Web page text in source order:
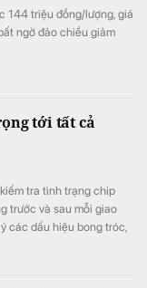
144 triệu đồng/lượng, giá
ngờ đảo chiều giảm
tới tất cả
tra tình trạng chip
trước và sau mỗi giao
các dấu hiệu bong tróc,